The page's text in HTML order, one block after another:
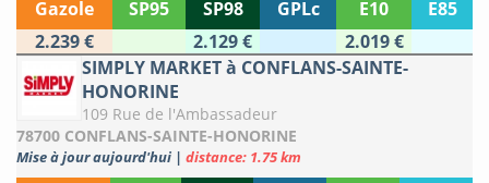
Gazole SP95 SP98 GPLc E10
E85
2.239 €
2.129 €
2.019 €
SIMPLY MARKET à CONFLANS-SAINTE-
HONORINE
109 Rue de l'Ambassadeur
78700 CONFLANS-SAINTE-HONORINE
Mise à jour aujourd'hui | distance: 1.75 km